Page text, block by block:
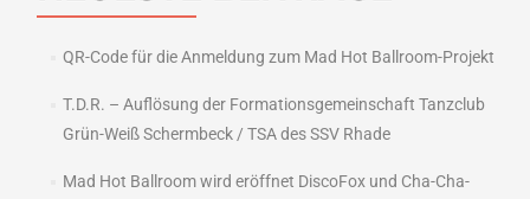
QR-Code für die Anmeldung zum Mad Hot Ballroom-Projekt
T.D.R. – Auflösung der Formationsgemeinschaft Tanzclub
Grün-Weiß Schermbeck / TSA des SSV Rhade
Mad Hot Ballroom wird eröffnet DiscoFox und Cha-Cha-